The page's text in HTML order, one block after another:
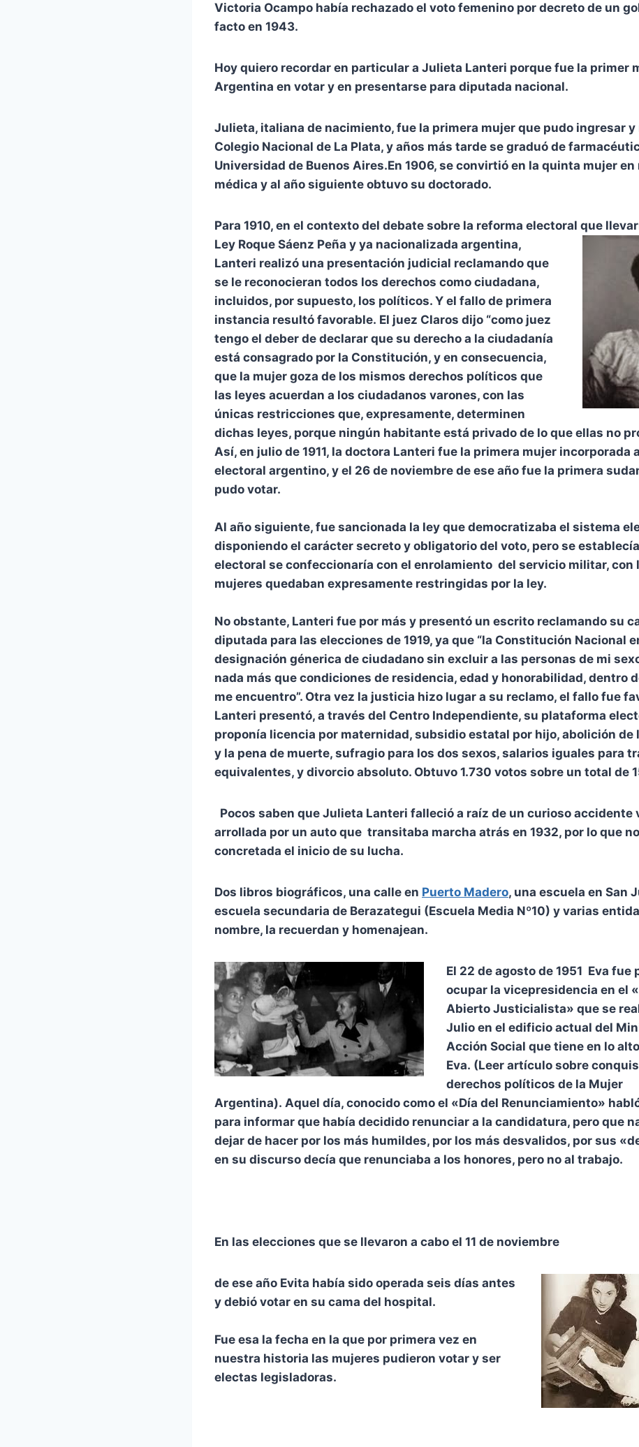
Victoria Ocampo había rechazado el voto femenino por decreto de un
facto en 1943.
Hoy quiero recordar en particular a Julieta Lanteri porque fue la primer
Argentina en votar y en presentarse para diputada nacional.
Julieta, italiana de nacimiento, fue la primera mujer que pudo ingresar y
Colegio Nacional de La Plata, y años más tarde se graduó de
Universidad de Buenos Aires.En 1906, se convirtió en la quinta mujer
médica y al año siguiente obtuvo su doctorado.
Para 1910, en el contexto del debate sobre la reforma electoral que
Ley Roque Sáenz Peña y ya nacionalizada argentina,
Lanteri realizó una presentación judicial reclamando que
se le reconocieran todos los derechos como ciudadana,
incluidos, por supuesto, los políticos. Y el fallo de primera
instancia resultó favorable. El juez Claros dijo “como juez
tengo el deber de declarar que su derecho a la ciudadanía
está consagrado por la Constitución, y en consecuencia,
que la mujer goza de los mismos derechos políticos que
las leyes acuerdan a los ciudadanos varones, con las
únicas restricciones que, expresamente, determinen
dichas leyes, porque ningún habitante está privado de lo que ellas no
Así, en julio de 1911, la doctora Lanteri fue la primera mujer incorporada
electoral argentino, y el 26 de noviembre de ese año fue la primera
pudo votar.
Al año siguiente, fue sancionada la ley que democratizaba el sistema
disponiendo el carácter secreto y obligatorio del voto, pero se
electoral se confeccionaría con el enrolamiento del servicio militar, con
mujeres quedaban expresamente restringidas por la ley.
No obstante, Lanteri fue por más y presentó un escrito reclamando su
diputada para las elecciones de 1919, ya que “la Constitución Nacional
designación génerica de ciudadano sin excluir a las personas de mi
nada más que condiciones de residencia, edad y honorabilidad, dentro
me encuentro”. Otra vez la justicia hizo lugar a su reclamo, el fallo fue
Lanteri presentó, a través del Centro Independiente, su plataforma
proponía licencia por maternidad, subsidio estatal por hijo, abolición
y la pena de muerte, sufragio para los dos sexos, salarios iguales para
equivalentes, y divorcio absoluto. Obtuvo 1.730 votos sobre un total de
Pocos saben que Julieta Lanteri falleció a raíz de un curioso accidente
arrollada por un auto que transitaba marcha atrás en 1932, por lo que
concretada el inicio de su lucha.
Dos libros biográficos, una calle en Puerto Madero, una escuela en San
escuela secundaria de Berazategui (Escuela Media Nº10) y varias
nombre, la recuerdan y homenajean.
El 22 de agosto de 1951 Eva fue
ocupar la vicepresidencia en el
Abierto Justicialista» que se
Julio en el edificio actual del
Acción Social que tiene en lo
Eva. (Leer artículo sobre
derechos políticos de la Mujer
Argentina). Aquel día, conocido como el «Día del Renunciamiento»
para informar que había decidido renunciar a la candidatura, pero que
dejar de hacer por los más humildes, por los más desvalidos, por sus
en su discurso decía que renunciaba a los honores, pero no al trabajo.
En las elecciones que se llevaron a cabo el 11 de noviembre
de ese año Evita había sido operada seis días antes
y debió votar en su cama del hospital.
Fue esa la fecha en la que por primera vez en
nuestra historia las mujeres pudieron votar y ser
electas legisladoras.